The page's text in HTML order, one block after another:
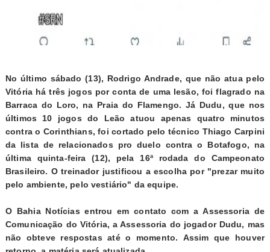
No último sábado (13), Rodrigo Andrade, que não atua pelo
Vitória há três jogos por conta de uma lesão, foi flagrado na
Barraca do Loro, na Praia do Flamengo. Já Dudu, que nos
últimos 10 jogos do Leão atuou apenas quatro minutos
contra o Corinthians, foi cortado pelo técnico Thiago Carpini
da lista de relacionados pro duelo contra o Botafogo, na
última quinta-feira (12), pela 16ª rodada do Campeonato
Brasileiro. O treinador justificou a escolha por "prezar muito
pelo ambiente, pelo vestiário" da equipe.
O Bahia Notícias entrou em contato com a Assessoria de
Comunicação do Vitória, a Assessoria do jogador Dudu, mas
não obteve respostas até o momento. Assim que houver